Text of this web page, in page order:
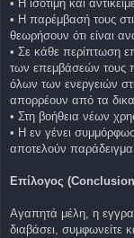
• Η ισότιμη και
• Η παρέμβασή τους
θεωρήσουν ότι είναι
• Σε κάθε περίπτωση
των επεμβάσεών τους
όλων των ενεργειών
απορρέουν από τα
• Στη βοήθεια νέων
• Η εν γένει
αποτελούν
Επίλογος
Αγαπητά μέλη, η
διαβάσει, συμφωνείτε